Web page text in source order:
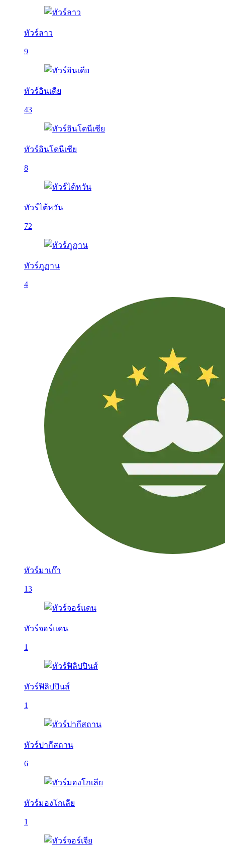
ทัวร์ลาว
9
ทัวร์อินเดีย
43
ทัวร์อินโดนีเซีย
8
ทัวร์ไต้หวัน
72
ทัวร์ภูฏาน
4
ทัวร์มาเก๊า
13
ทัวร์จอร์แดน
1
ทัวร์ฟิลิปปินส์
1
ทัวร์ปากีสถาน
6
ทัวร์มองโกเลีย
1